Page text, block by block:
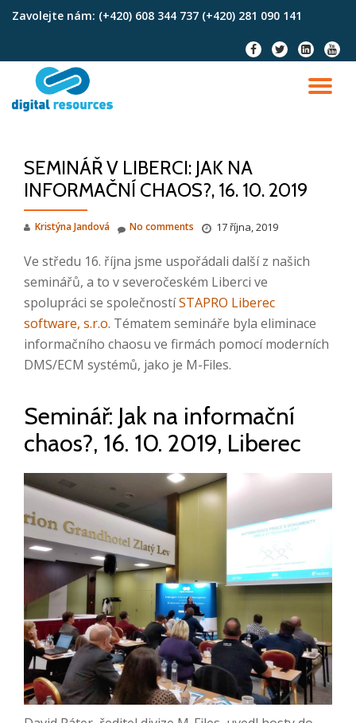
Zavolejte nám: (+420) 608 344 737 (+420) 281 090 141
fa-
facebook
fa-
twitter
fa-
linkedin-
square
fa-
SEMINÁŘ V LIBERCI: JAK NA
INFORMAČNÍ CHAOS?, 16. 10. 2019
Kristýna Jandová 17 října, 2019
No comments
Ve středu 16. října jsme uspořádali další z našich
seminářů, a to v severočeském Liberci ve
spolupráci se společnostíSTAPRO Liberec
software, s.r.o. Tématem semináře byla eliminace
informačního chaosu ve firmách pomocí moderních
DMS/ECM systémů, jako je M-Files.
Seminář: Jak na informační
chaos?, 16. 10. 2019, Liberec